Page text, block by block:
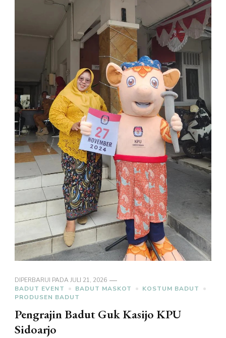
DIPERBARUI PADAJULI 21, 2026
BADUT EVENT
BADUT MASKOT
KOSTUM BADUT
PRODUSEN BADUT
Pengrajin Badut Guk Kasijo KPU
Sidoarjo